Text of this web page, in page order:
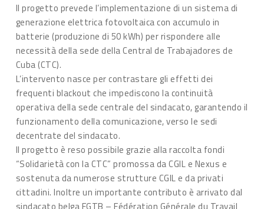
Il progetto prevede l’implementazione di un sistema di
generazione elettrica fotovoltaica con accumulo in
batterie (produzione di 50 kWh) per rispondere alle
necessità della sede della Central de Trabajadores de
Cuba (CTC).
L’intervento nasce per contrastare gli effetti dei
frequenti blackout che impediscono la continuità
operativa della sede centrale del sindacato, garantendo il
funzionamento della comunicazione, verso le sedi
decentrate del sindacato.
Il progetto è reso possibile grazie alla raccolta fondi
“Solidarietà con la CTC” promossa da CGIL e Nexus e
sostenuta da numerose strutture CGIL e da privati
cittadini. Inoltre un importante contributo è arrivato dal
sindacato belga FGTB – Fédération Générale du Travail